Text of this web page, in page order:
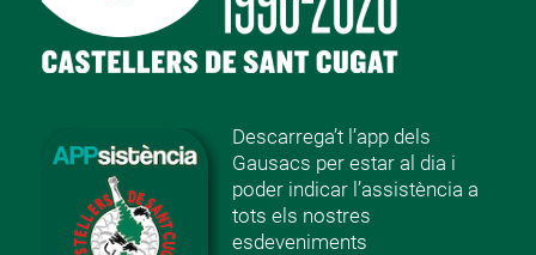
Descarrega’t l’app dels
Gausacs per estar al dia i
poder indicar l’assistència a
tots els nostres
esdeveniments